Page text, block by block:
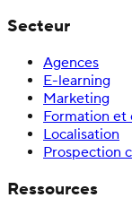
Secteur
Agences
E-learning
Marketing
Formation
Localisation
Prospection
Ressources